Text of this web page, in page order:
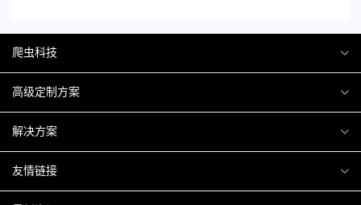
爬虫科技
爬虫案例
关于爬虫
高级定制方案
H5互动营销
微信小程序
解决方案
商城解决方案
友情链接